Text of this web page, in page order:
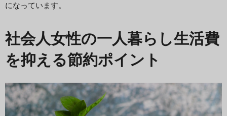
になっています。
社会人女性の一人暮らし生活費
を抑える節約ポイント